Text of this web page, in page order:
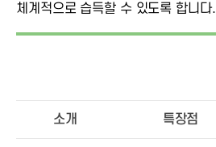
체계적으로 습득할 수 있도록 합니다.
소개 특장점